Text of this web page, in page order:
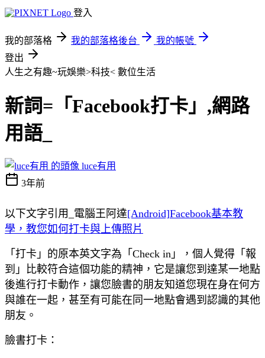
登入
我的部落格 我的部落格後台
我的帳號
登出
人生之有趣~玩娛樂>科技< 數位生活
新詞=「Facebook打卡」,網路
用語_
luce有用
3年前
以下文字引用_電腦王阿達[Android]Facebook基本教
學，教您如何打卡與上傳照片
「打卡」的原本英文字為「Check in」，個人覺得「報
到」比較符合這個功能的精神，它是讓您到達某一地點
後進行打卡動作，讓您臉書的朋友知道您現在身在何方
與誰在一起，甚至有可能在同一地點會遇到認識的其他
朋友。
臉書打卡：